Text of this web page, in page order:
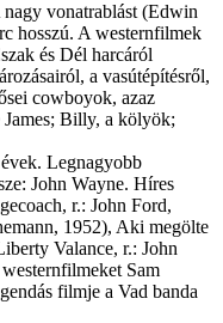
vonatrablást (Edwin
hosszú. A westernfilmek
és Dél harcáról
a vasútépítésről,
cowboyok, azaz
James; Billy, a kölyök;
Legnagyobb
John Wayne. Híres
r.: John Ford,
1952), Aki megölte
Valance, r.: John
Sam
filmje a Vad banda